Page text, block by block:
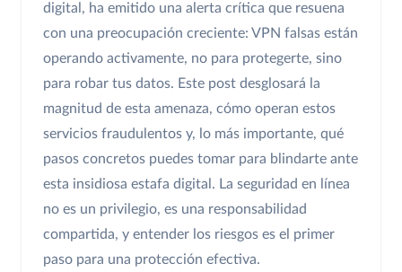
digital, ha emitido una alerta crítica que resuena
con una preocupación creciente: VPN falsas están
operando activamente, no para protegerte, sino
para robar tus datos. Este post desglosará la
magnitud de esta amenaza, cómo operan estos
servicios fraudulentos y, lo más importante, qué
pasos concretos puedes tomar para blindarte ante
esta insidiosa estafa digital. La seguridad en línea
no es un privilegio, es una responsabilidad
compartida, y entender los riesgos es el primer
paso para una protección efectiva.